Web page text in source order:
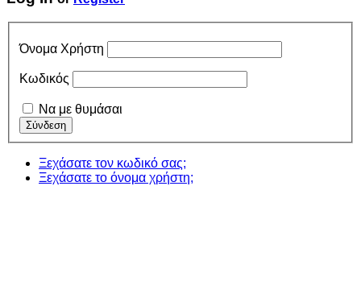
Όνομα Χρήστη
Κωδικός
Να με θυμάσαι
Ξεχάσατε τον κωδικό σας;
Ξεχάσατε το όνομα χρήστη;